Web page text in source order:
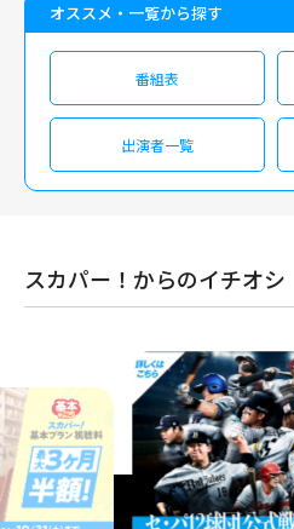
オススメ・一覧から探す
番組表
出演者一覧
スカパー！からのイチオシ